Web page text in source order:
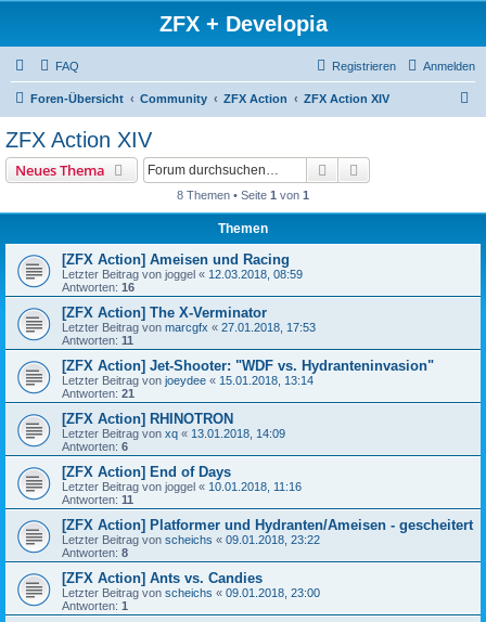
ZFX + Developia
FAQ Anmelden
Registrieren
Foren-Übersicht Community ZFX Action ZFX Action XIV
ZFX Action XIV
Neues Thema Suche
8 Themen • Seite 1 von 1
Themen
[ZFX Action] Ameisen und Racing
Letzter Beitrag von joggel « 12.03.2018, 08:59
Antworten: 16
[ZFX Action] The X-Verminator
Letzter Beitrag von marcgfx « 27.01.2018, 17:53
Antworten: 11
[ZFX Action] Jet-Shooter: "WDF vs. Hydranteninvasion"
Letzter Beitrag von joeydee « 15.01.2018, 13:14
Antworten: 21
[ZFX Action] RHINOTRON
Letzter Beitrag von xq « 13.01.2018, 14:09
Antworten: 6
[ZFX Action] End of Days
Letzter Beitrag von joggel « 10.01.2018, 11:16
Antworten: 11
[ZFX Action] Platformer und Hydranten/Ameisen - gescheitert
Letzter Beitrag von scheichs « 09.01.2018, 23:22
Antworten: 8
[ZFX Action] Ants vs. Candies
Letzter Beitrag von scheichs « 09.01.2018, 23:00
Antworten: 1